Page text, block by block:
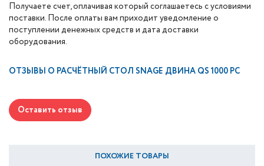
Получаете счет, оплачивая который соглашаетесь с условиями
поставки. После оплаты вам приходит уведомление о
поступлении денежных средств и дата доставки
оборудования.
ОТЗЫВЫ О РАСЧЁТНЫЙ СТОЛ SNAGE ДВИНА QS 1000 PC
Оставить отзыв
ПОХОЖИЕ ТОВАРЫ